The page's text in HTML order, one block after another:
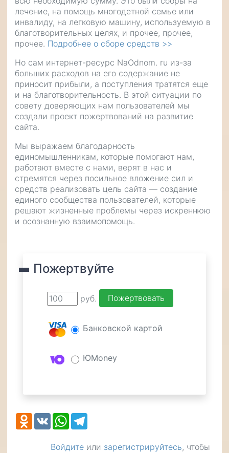
лечение, на помощь многодетной семье или
инвалиду, на легковую машину, используемую в
благотворительных целях, и прочее, прочее,
прочее. Подробнее о сборе средств >>
Но сам интернет-ресурс NaOdnom. ru из-за
больших расходов на его содержание не
приносит прибыли, а поступления тратятся еще
и на благотворительность. В этой ситуации по
совету доверяющих нам пользователей мы
создали проект пожертвований на развитие
сайта.
Мы выражаем благодарность
единомышленникам, которые помогают нам,
работают вместе с нами, верят в нас и
стремятся через посильное вложение сил и
средств реализовать цель сайта — создание
единого сообщества пользователей, которые
решают жизненные проблемы через искреннюю
и осознанную взаимопомощь.
Пожертвуйте
руб.
Банковской картой
ЮMoney
Odnoklassniki
VK WhatsApp
Войдите или зарегистрируйтесь, чтобы